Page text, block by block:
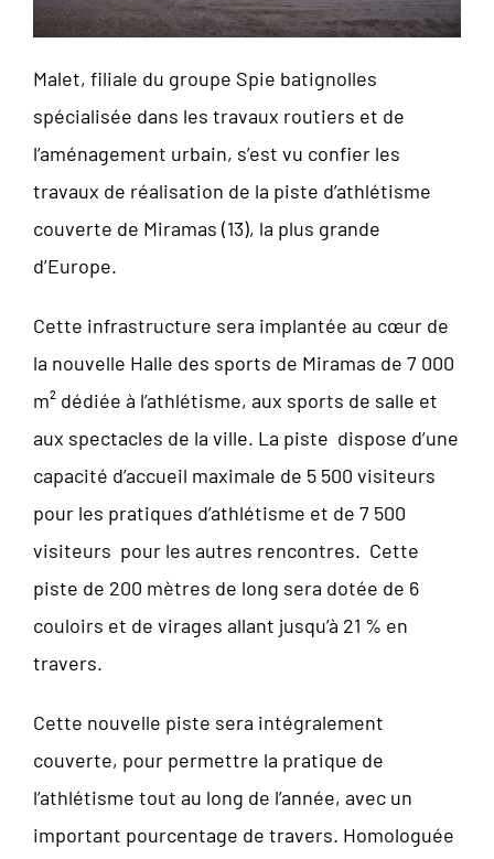
Malet, filiale du groupe Spie batignolles
spécialisée dans les travaux routiers et de
l’aménagement urbain, s’est vu confier les
travaux de réalisation de la piste d’athlétisme
couverte de Miramas (13), la plus grande
d’Europe.
Cette infrastructure sera implantée au cœur de
la nouvelle Halle des sports de Miramas de 7 000
m² dédiée à l’athlétisme, aux sports de salle et
aux spectacles de la ville. La piste dispose d’une
capacité d’accueil maximale de 5 500 visiteurs
pour les pratiques d’athlétisme et de 7 500
visiteurs pour les autres rencontres. Cette
piste de 200 mètres de long sera dotée de 6
couloirs et de virages allant jusqu’à 21 % en
travers.
Cette nouvelle piste sera intégralement
couverte, pour permettre la pratique de
l’athlétisme tout au long de l’année, avec un
important pourcentage de travers. Homologuée